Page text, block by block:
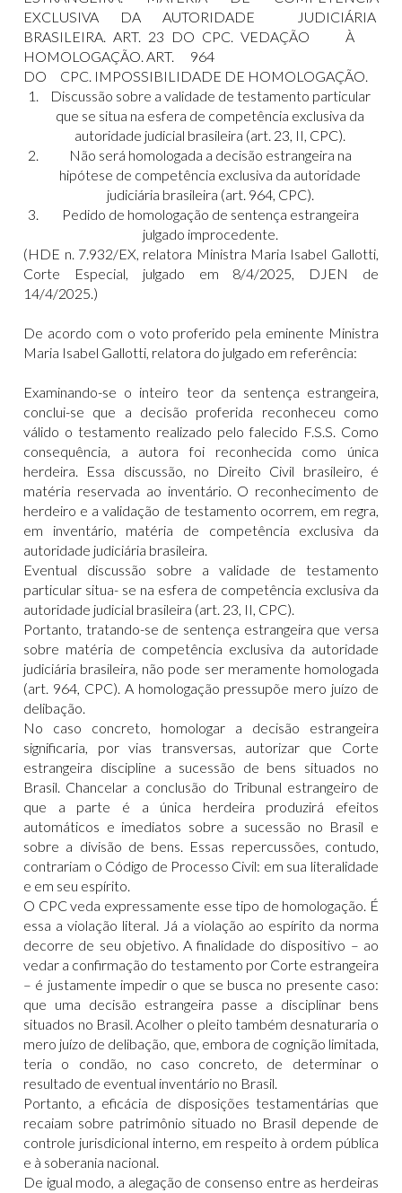
EXCLUSIVA DA AUTORIDADE JUDICIÁRIA
BRASILEIRA. ART. 23 DO CPC. VEDAÇÃO À
HOMOLOGAÇÃO. ART. 964
DO CPC. IMPOSSIBILIDADE DE HOMOLOGAÇÃO.
Discussão sobre a validade de testamento particular
que se situa na esfera de competência exclusiva da
autoridade judicial brasileira (art. 23, II, CPC).
Não será homologada a decisão estrangeira na
hipótese de competência exclusiva da autoridade
judiciária brasileira (art. 964, CPC).
Pedido de homologação de sentença estrangeira
julgado improcedente.
(HDE n. 7.932/EX, relatora Ministra Maria Isabel Gallotti,
Corte Especial, julgado em 8/4/2025, DJEN de
14/4/2025.)
De acordo com o voto proferido pela eminente Ministra
Maria Isabel Gallotti, relatora do julgado em referência:
Examinando-se o inteiro teor da sentença estrangeira,
conclui-se que a decisão proferida reconheceu como
válido o testamento realizado pelo falecido F.S.S. Como
consequência, a autora foi reconhecida como única
herdeira. Essa discussão, no Direito Civil brasileiro, é
matéria reservada ao inventário. O reconhecimento de
herdeiro e a validação de testamento ocorrem, em regra,
em inventário, matéria de competência exclusiva da
autoridade judiciária brasileira.
Eventual discussão sobre a validade de testamento
particular situa- se na esfera de competência exclusiva da
autoridade judicial brasileira (art. 23, II, CPC).
Portanto, tratando-se de sentença estrangeira que versa
sobre matéria de competência exclusiva da autoridade
judiciária brasileira, não pode ser meramente homologada
(art. 964, CPC). A homologação pressupõe mero juízo de
delibação.
No caso concreto, homologar a decisão estrangeira
significaria, por vias transversas, autorizar que Corte
estrangeira discipline a sucessão de bens situados no
Brasil. Chancelar a conclusão do Tribunal estrangeiro de
que a parte é a única herdeira produzirá efeitos
automáticos e imediatos sobre a sucessão no Brasil e
sobre a divisão de bens. Essas repercussões, contudo,
contrariam o Código de Processo Civil: em sua literalidade
e em seu espírito.
O CPC veda expressamente esse tipo de homologação. É
essa a violação literal. Já a violação ao espírito da norma
decorre de seu objetivo. A finalidade do dispositivo – ao
vedar a confirmação do testamento por Corte estrangeira
– é justamente impedir o que se busca no presente caso:
que uma decisão estrangeira passe a disciplinar bens
situados no Brasil. Acolher o pleito também desnaturaria o
mero juízo de delibação, que, embora de cognição limitada,
teria o condão, no caso concreto, de determinar o
resultado de eventual inventário no Brasil.
Portanto, a eficácia de disposições testamentárias que
recaiam sobre patrimônio situado no Brasil depende de
controle jurisdicional interno, em respeito à ordem pública
e à soberania nacional.
De igual modo, a alegação de consenso entre as herdeiras